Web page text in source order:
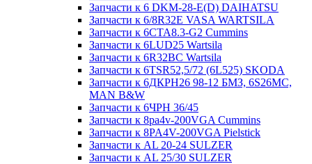
Запчасти к 6 DKM-28-E(D) DAIHATSU
Запчасти к 6/8R32E VASA WARTSILA
Запчасти к 6CTA8.3-G2 Cummins
Запчасти к 6LUD25 Wartsila
Запчасти к 6R32BC Wartsila
Запчасти к 6TSR52,5/72 (6L525) SKODA
Запчасти к 6ДКРН26 98-12 БМЗ, 6S26MC,
MAN B&W
Запчасти к 6ЧРН 36/45
Запчасти к 8pa4v-200VGA Cummins
Запчасти к 8PA4V-200VGA Pielstick
Запчасти к AL 20-24 SULZER
Запчасти к AL 25/30 SULZER